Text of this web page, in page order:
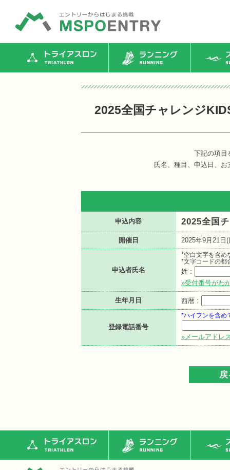
トライアスロン ランニング ス
2025全国チャレンジ
下記の項目
氏名、種目、申込日、
申込内容 2025全国
開催日 2025年9月21日(
申込者氏名
*空白文字を含め
*文字コードの都
姓 :
»受付番号がわ
生年月日 西暦 :
登録電話番号
*ハイフンを含め
»メールアドレ
トライアスロン ランニング ス